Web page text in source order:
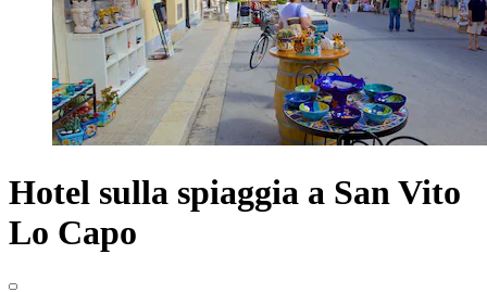
Hotel sulla spiaggia a San Vito
Lo Capo